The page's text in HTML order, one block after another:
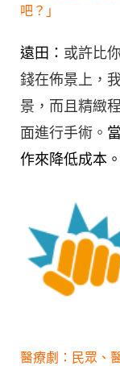
吧？」
遠田： 或許比
錢在佈景上，
景，而且精緻
面進行手術。
作來降低成本。
醫療劇：民眾、